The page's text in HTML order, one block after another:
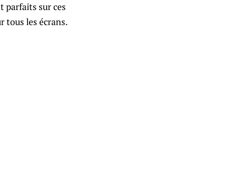
parfaits sur ces
tous les écrans.